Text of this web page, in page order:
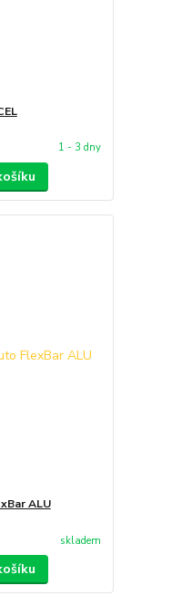
1 - 3 dny
ALU
skladem